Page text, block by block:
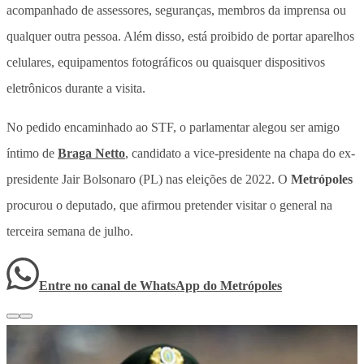
acompanhado de assessores, seguranças, membros da imprensa ou
qualquer outra pessoa. Além disso, está proibido de portar aparelhos
celulares, equipamentos fotográficos ou quaisquer dispositivos
eletrônicos durante a visita.
No pedido encaminhado ao STF, o parlamentar alegou ser amigo
íntimo de Braga Netto, candidato a vice-presidente na chapa do ex-
presidente Jair Bolsonaro (PL) nas eleições de 2022. O Metrópoles
procurou o deputado, que afirmou pretender visitar o general na
terceira semana de julho.
Entre no canal de WhatsApp do Metrópoles